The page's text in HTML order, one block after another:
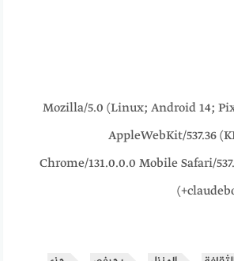
216.73.216.239 Mozilla/5.0 (Linux; Android 14;
AppleWebKit/537.36
Chrome/131.0.0.0 Mobile Safari/